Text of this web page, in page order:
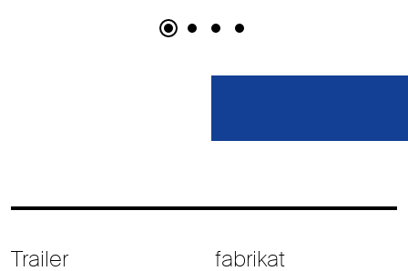
Trailer fabrikat